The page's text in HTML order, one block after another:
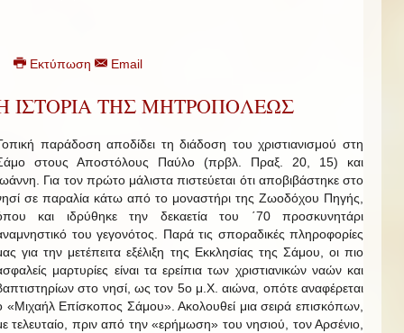
Εκτύπωση Email
ΙΣΤΟΡΙΑ ΤΗΣ ΜΗΤΡΟΠΟΛΕΩΣ
παράδοση αποδίδει τη διάδοση του χριστιανισμού στη
στους Αποστόλους Παύλο (πρβλ. Πραξ. 20, 15) και
Για τον πρώτο μάλιστα πιστεύεται ότι αποβιβάστηκε στο
σε παραλία κάτω από το μοναστήρι της Ζωοδόχου Πηγής,
και ιδρύθηκε την δεκαετία του ΄70 προσκυνητάρι
του γεγονότος. Παρά τις σποραδικές πληροφορίες
για την μετέπειτα εξέλιξη της Εκκλησίας της Σάμου, οι πιο
μαρτυρίες είναι τα ερείπια των χριστιανικών ναών και
στο νησί, ως τον 5ο μ.Χ. αιώνα, οπότε αναφέρεται
«Μιχαήλ Επίσκοπος Σάμου». Ακολουθεί μια σειρά επισκόπων,
τελευταίο, πριν από την «ερήμωση» του νησιού, τον Αρσένιο,